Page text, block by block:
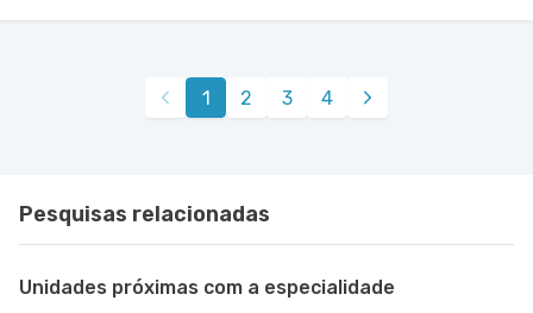
1 2 3 4
Pesquisas relacionadas
Unidades próximas com a especialidade